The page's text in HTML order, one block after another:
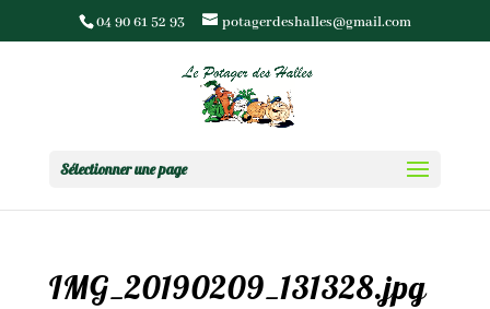
04 90 61 52 93 potagerdeshalles@gmail.com
Sélectionner une page
IMG_20190209_131328.jpg